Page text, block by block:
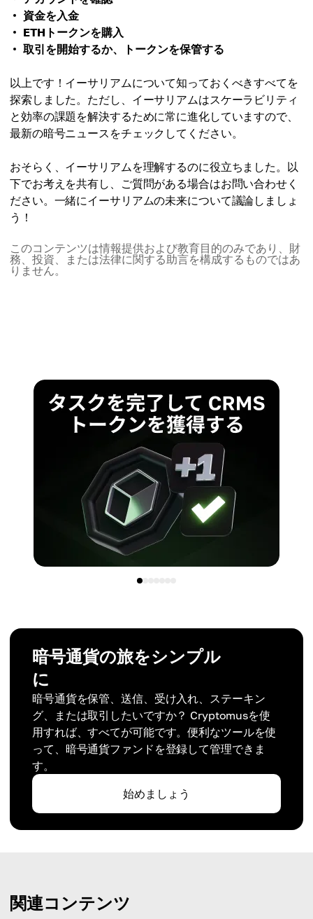
資金を入金
ETHトークンを購入
取引を開始するか、トークンを保管する
以上です！イーサリアムについて知っておくべきすべてを
探索しました。ただし、イーサリアムはスケーラビリティ
と効率の課題を解決するために常に進化していますので、
最新の暗号ニュースをチェックしてください。
おそらく、イーサリアムを理解するのに役立ちました。以
下でお考えを共有し、ご質問がある場合はお問い合わせく
ださい。一緒にイーサリアムの未来について議論しましょ
う！
このコンテンツは情報提供および教育目的のみであり、財
務、投資、または法律に関する助言を構成するものではあ
りません。
暗号通貨の旅をシンプル
に
暗号通貨を保管、送信、受け入れ、ステーキン
グ、または取引したいですか？ Cryptomusを使
用すれば、すべてが可能です。便利なツールを使
って、暗号通貨ファンドを登録して管理できま
す。
始めましょう
関連コンテンツ